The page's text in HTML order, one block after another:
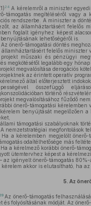
24 A kérelemről a miniszter
támogatás megítéléséről vagy
rendszerbe. A miniszter a
az államháztartásért felelős
foglalt igényhez képest
lehetőségéről is.
önerő-támogatási döntés
államháztartásért felelős miniszter
műszaki és pénzügyi
megkötésétől legalább egy
megvalósítása derogációs
az érintett operatív
által előterjesztett
összefüggő
történő
megvalósításához fűződő
önerő-támogatási kérelemben
benyújtását megelőzően
támogatási szabályoknak
nemzetstratégiai megfontolások
a kérelemben megjelölt önerő-
odaítélhetősége más
a kérelmező korábbi önerő-
ütemtervhez képest a
az igényelt önerő-támogatás
kérelem akkor is elutasítható, ha
5. Az
Az önerő-támogatás
és folyósításának módját. Az